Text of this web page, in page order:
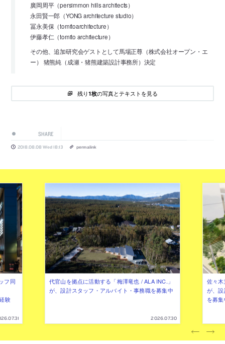
廣岡周平（persimmon hills architects）
永田賢一郎（YONG architecture studio）
冨永美保（tomitoarchitecture）
伊藤孝仁（tomito architecture）
その他、追加研究会ゲストとして馬場正尊（株式会社オープン・エ
ー） 猪熊純（成瀬・猪熊建築設計事務所）決定
残り1枚の写真とテキストを見る
SHARE
2018.08.08 Wed 18:13 permalink
フ同
験
代官山を拠点に活動する「梅澤竜也 / ALA INC.」
が、設計スタッフ・アルバイト・事務職を募集中
2026.07.30
佐々
が、
を募